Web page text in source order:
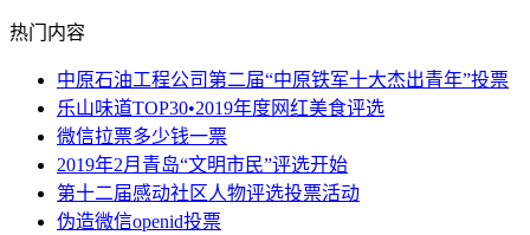
热门内容
中原石油工程公司第二届“中原铁军十大杰出青年”投票
乐山味道TOP30•2019年度网红美食评选
微信拉票多少钱一票
2019年2月青岛“文明市民”评选开始
第十二届感动社区人物评选投票活动
伪造微信openid投票